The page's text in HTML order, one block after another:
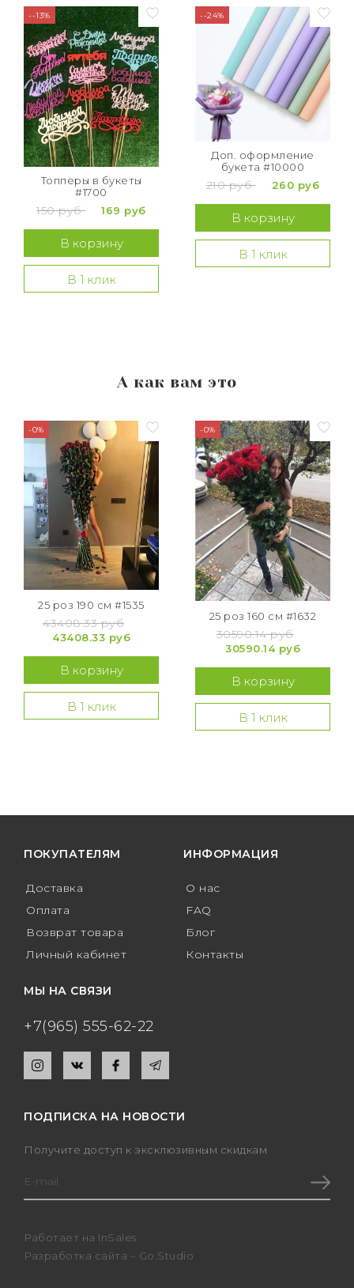
--13%
Топперы в букеты
#1700
150 руб 169 руб
В корзину
В 1 клик
--24%
Доп. оформление
букета #10000
210 руб 260 руб
В корзину
В 1 клик
А как вам это
-0%
25 роз 190 см #1535
43408.33 руб
43408.33 руб
В корзину
В 1 клик
-0%
25 роз 160 см #1632
30590.14 руб
30590.14 руб
В корзину
В 1 клик
ПОКУПАТЕЛЯМ
Доставка
Оплата
Возврат товара
Личный кабинет
ИНФОРМАЦИЯ
О нас
FAQ
Блог
Контакты
МЫ НА СВЯЗИ
+7(965) 555-62-22
ПОДПИСКА НА НОВОСТИ
Получите доступ к эксклюзивным скидкам
Работает на InSales
Разработка сайта – Go.Studio